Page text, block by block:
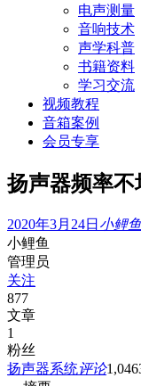
电声测量
音响技术
声学科普
书籍资料
学习交流
视频教程
音箱案例
会员专享
扬声器频率不
2020年3月24日 小鲤鱼
小鲤鱼
管理员
关注
877
文章
1
粉丝
扬声器系统评论1,046